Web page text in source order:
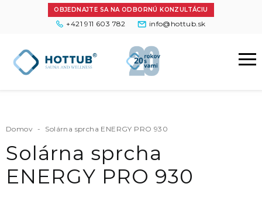
OBJEDNAJTE SA NA ODBORNÚ KONZULTÁCIU
+421 911 603 782 info@hottub.sk
Domov - Solárna sprcha ENERGY PRO 930
Solárna sprcha
ENERGY PRO 930